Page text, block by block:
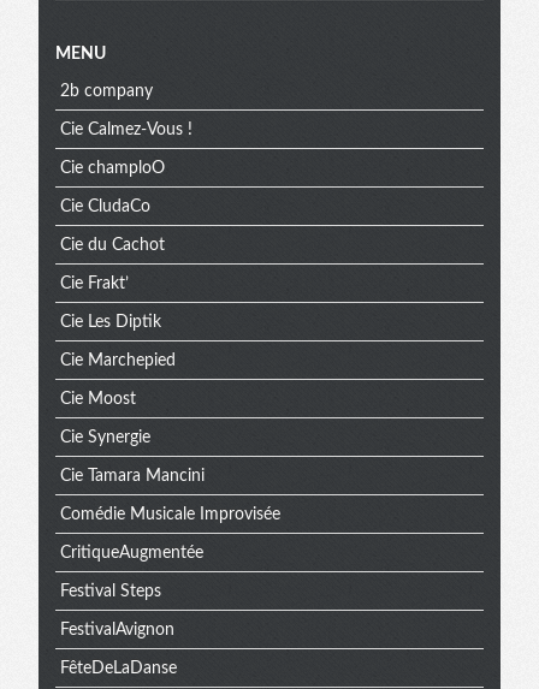
MENU
2b company
Cie Calmez-Vous !
Cie champloO
Cie CludaCo
Cie du Cachot
Cie Frakt’
Cie Les Diptik
Cie Marchepied
Cie Moost
Cie Synergie
Cie Tamara Mancini
Comédie Musicale Improvisée
CritiqueAugmentée
Festival Steps
FestivalAvignon
FêteDeLaDanse